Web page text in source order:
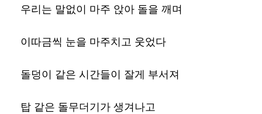
우리는 말없이 마주 앉아 돌을 깨며
이따금씩 눈을 마주치고 웃었다
돌덩이 같은 시간들이 잘게 부서져
탑 같은 돌무더기가 생겨나고